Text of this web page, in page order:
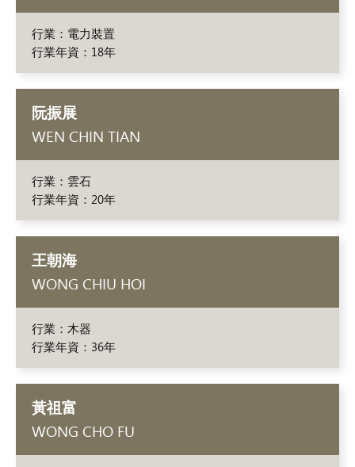
行業：電力裝置
行業年資：18年
阮振展
WEN CHIN TIAN
行業：雲石
行業年資：20年
王朝海
WONG CHIU HOI
行業：木器
行業年資：36年
黃祖富
WONG CHO FU